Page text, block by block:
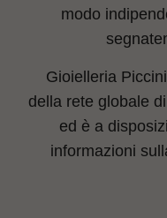
modo
Gioielleria
della rete globale
ed è a
informazioni